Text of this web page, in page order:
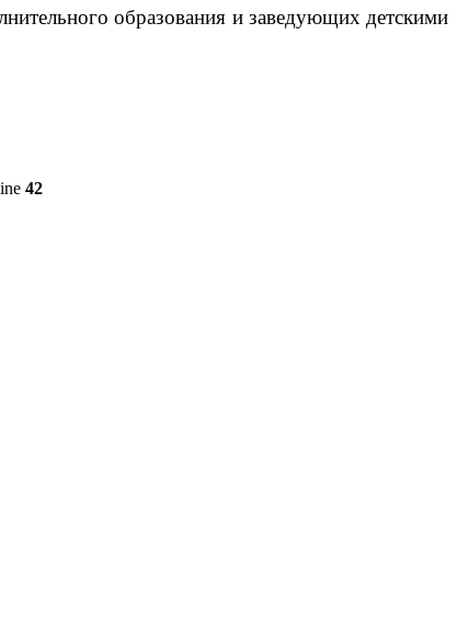
образования и заведующих детскими
42